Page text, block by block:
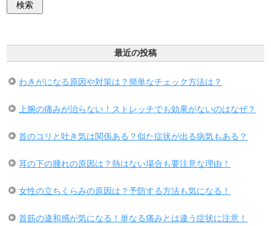
最近の投稿
わきがになる原因や対策は？簡単なチェック方法は？
上腕の痛みが治らない！ストレッチでも効果がないのはなぜ？
首のコリと吐き気は関係ある？似た症状が出る病気もある？
耳の下の腫れの原因は？熱はない場合も要注意な理由！
女性の立ちくらみの原因は？予防する方法も気になる！
首筋の違和感が気になる！単なる痛みとは違う症状に注意！